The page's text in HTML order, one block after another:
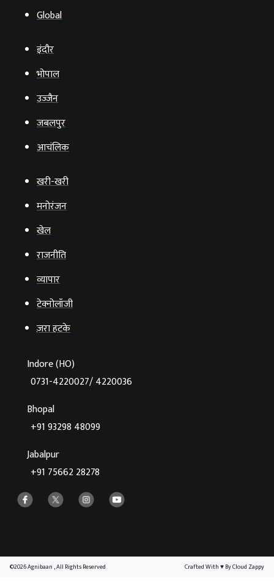
Global
इंदौर
भोपाल
उज्‍जैन
जबलपुर
आचंलिक
खरी-खरी
मनोरंजन
खेल
राजनीति
व्‍यापार
टेक्‍नोलॉजी
ज़रा हटके
Indore (HO)
0731-4220027/ 4220036
Bhopal
+91 93298 48099
Jabalpur
+91 75662 28278
©2026 Agnibaan , All Rights Reserved Crafted With♥By Cloud Zappy